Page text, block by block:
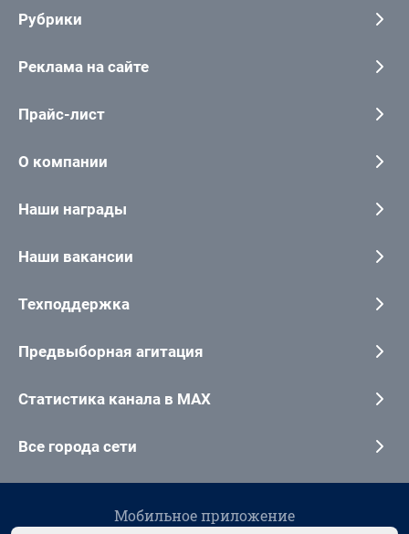
Рубрики
Реклама на сайте
Прайс-лист
О компании
Наши награды
Наши вакансии
Техподдержка
Предвыборная агитация
Статистика канала в MAX
Все города сети
Мобильное приложение